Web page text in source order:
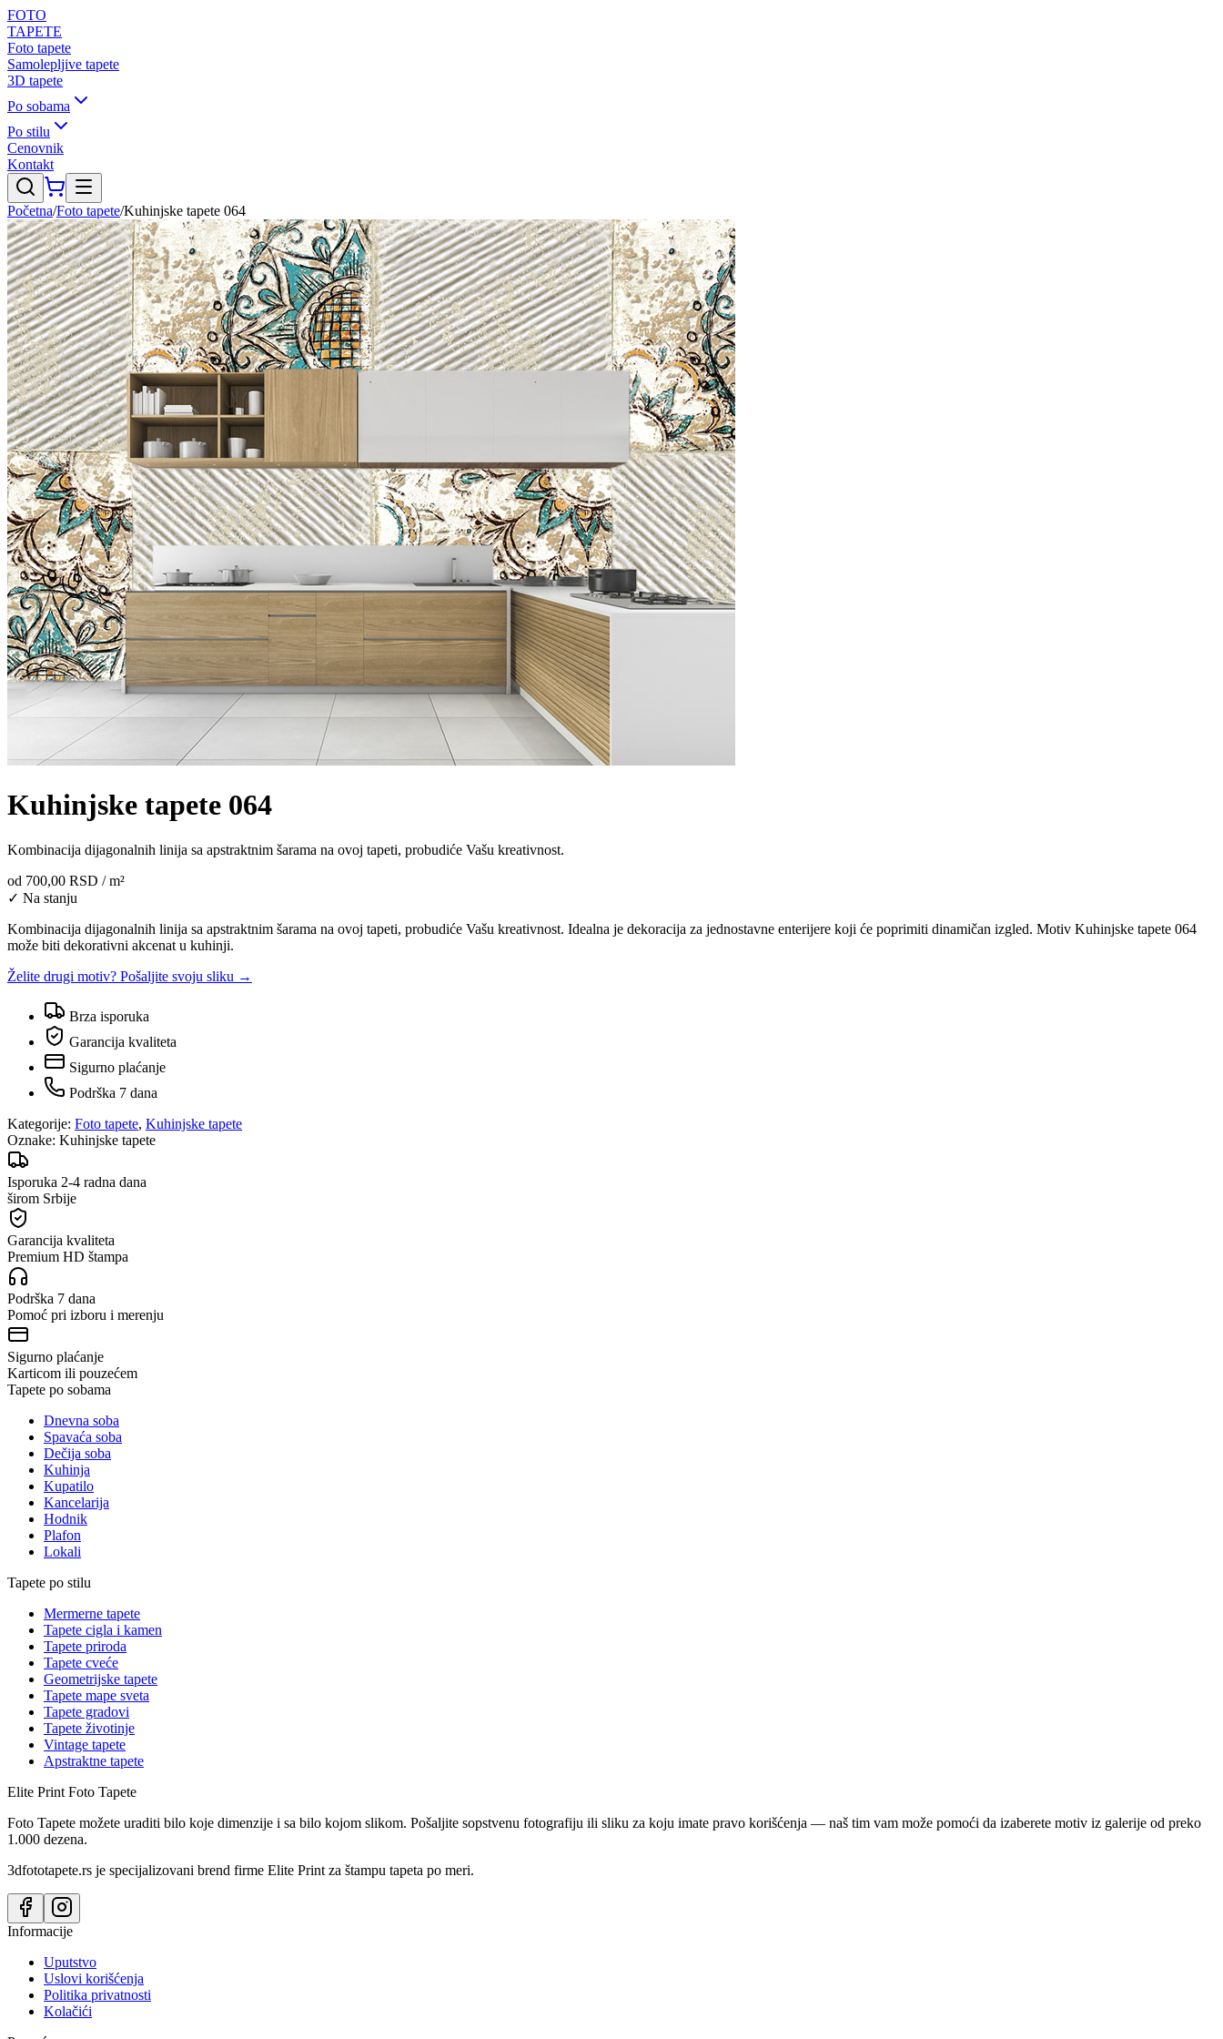
FOTO
TAPETE
Foto tapete
Samolepljive tapete
3D tapete
Po sobama
Po stilu
Cenovnik
Kontakt
Početna/Foto tapete/Kuhinjske tapete 064
Kuhinjske tapete 064
Kombinacija dijagonalnih linija sa apstraktnim šarama na ovoj tapeti, probudiće Vašu kreativnost.
od 700,00 RSD / m²
✓ Na stanju
Kombinacija dijagonalnih linija sa apstraktnim šarama na ovoj tapeti, probudiće Vašu kreativnost. Idealna je dekoracija za jednostavne enterijere koji će poprimiti dinamičan izgled. Motiv Kuhinjske tapete 064
može biti dekorativni akcenat u kuhinji.
Želite drugi motiv? Pošaljite svoju sliku →
Brza isporuka
Garancija kvaliteta
Sigurno plaćanje
Podrška 7 dana
Kategorije: Foto tapete, Kuhinjske tapete
Oznake: Kuhinjske tapete
Isporuka 2-4 radna dana
širom Srbije
Garancija kvaliteta
Premium HD štampa
Podrška 7 dana
Pomoć pri izboru i merenju
Sigurno plaćanje
Karticom ili pouzećem
Tapete po sobama
Dnevna soba
Spavaća soba
Dečija soba
Kuhinja
Kupatilo
Kancelarija
Hodnik
Plafon
Lokali
Tapete po stilu
Mermerne tapete
Tapete cigla i kamen
Tapete priroda
Tapete cveće
Geometrijske tapete
Tapete mape sveta
Tapete gradovi
Tapete životinje
Vintage tapete
Apstraktne tapete
Elite Print Foto Tapete
Foto Tapete možete uraditi bilo koje dimenzije i sa bilo kojom slikom. Pošaljite sopstvenu fotografiju ili sliku za koju imate pravo korišćenja — naš tim vam može pomoći da izaberete motiv iz galerije od preko
1.000 dezena.
3dfototapete.rs je specijalizovani brend firme Elite Print za štampu tapeta po meri.
Informacije
Uputstvo
Uslovi korišćenja
Politika privatnosti
Kolačići